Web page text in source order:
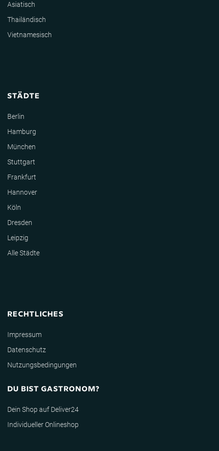
Asiatisch
Thailändisch
Vietnamesisch
STÄDTE
Berlin
Hamburg
München
Stuttgart
Frankfurt
Hannover
Köln
Dresden
Leipzig
Alle Städte
RECHTLICHES
Impressum
Datenschutz
Nutzungsbedingungen
DU BIST GASTRONOM?
Dein Shop auf Deliver24
Individueller Onlineshop